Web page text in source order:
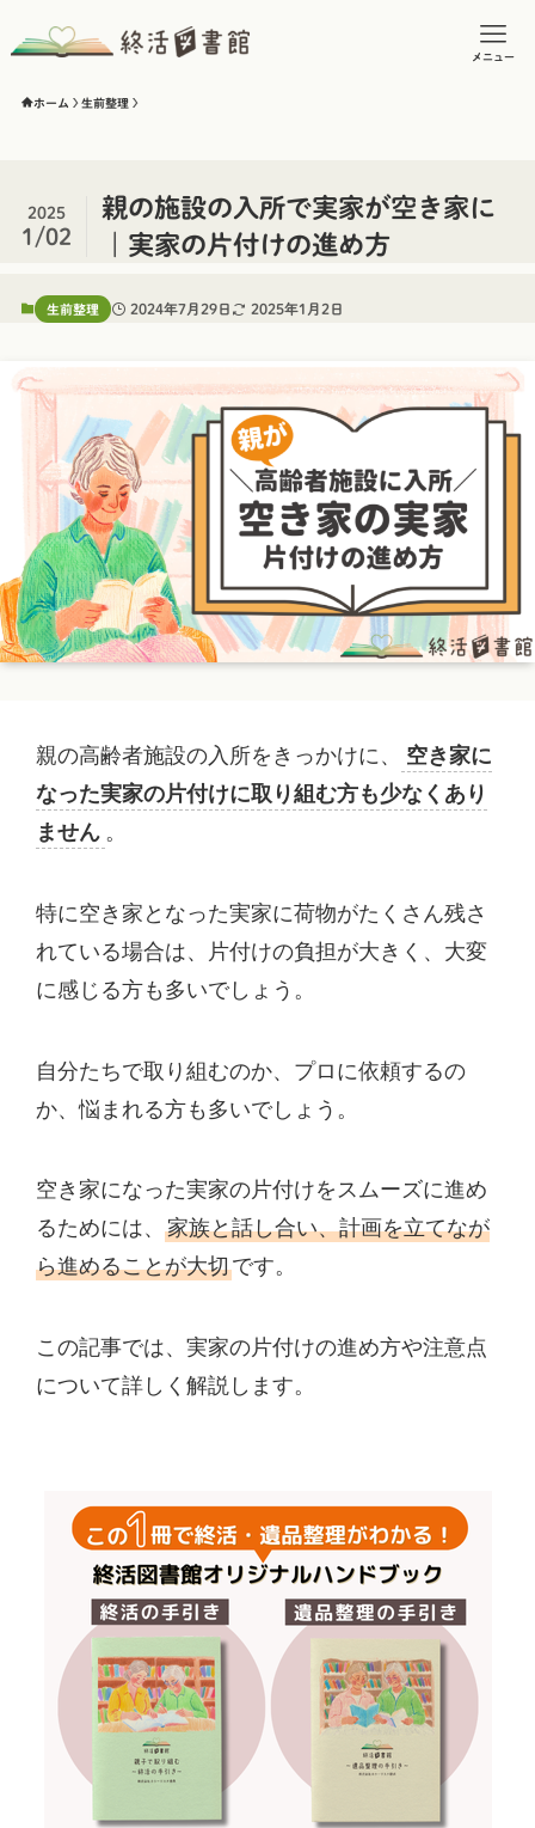
メニュー
ホーム 生前整理
親の施設の入所で実家が空き家に
｜実家の片付けの進め方
2025
1/02
生前整理 2024年7月29日 2025年1月2日
親の高齢者施設の入所をきっかけに、
空き家に
なった実家の片付けに取り組む方も少なくあり
ません 。
特に空き家となった実家に荷物がたくさん残さ
れている場合は、片付けの負担が大きく、大変
に感じる方も多いでしょう。
自分たちで取り組むのか、プロに依頼するの
か、悩まれる方も多いでしょう。
空き家になった実家の片付けをスムーズに進め
るためには、 家族と話し合い、計画を立てなが
ら進めることが大切です。
この記事では、実家の片付けの進め方や注意点
について詳しく解説します。